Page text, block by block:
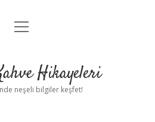
Anasayfa
Uyarı
menüyü
Hikayeleri
neşeli bilgiler keşfet!